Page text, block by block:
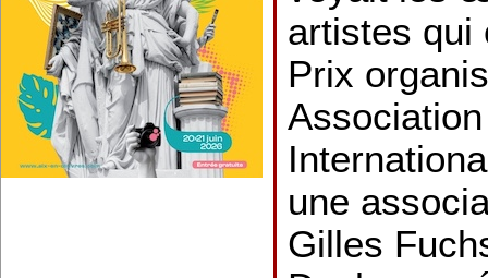
artistes qui
Prix
une
Gilles